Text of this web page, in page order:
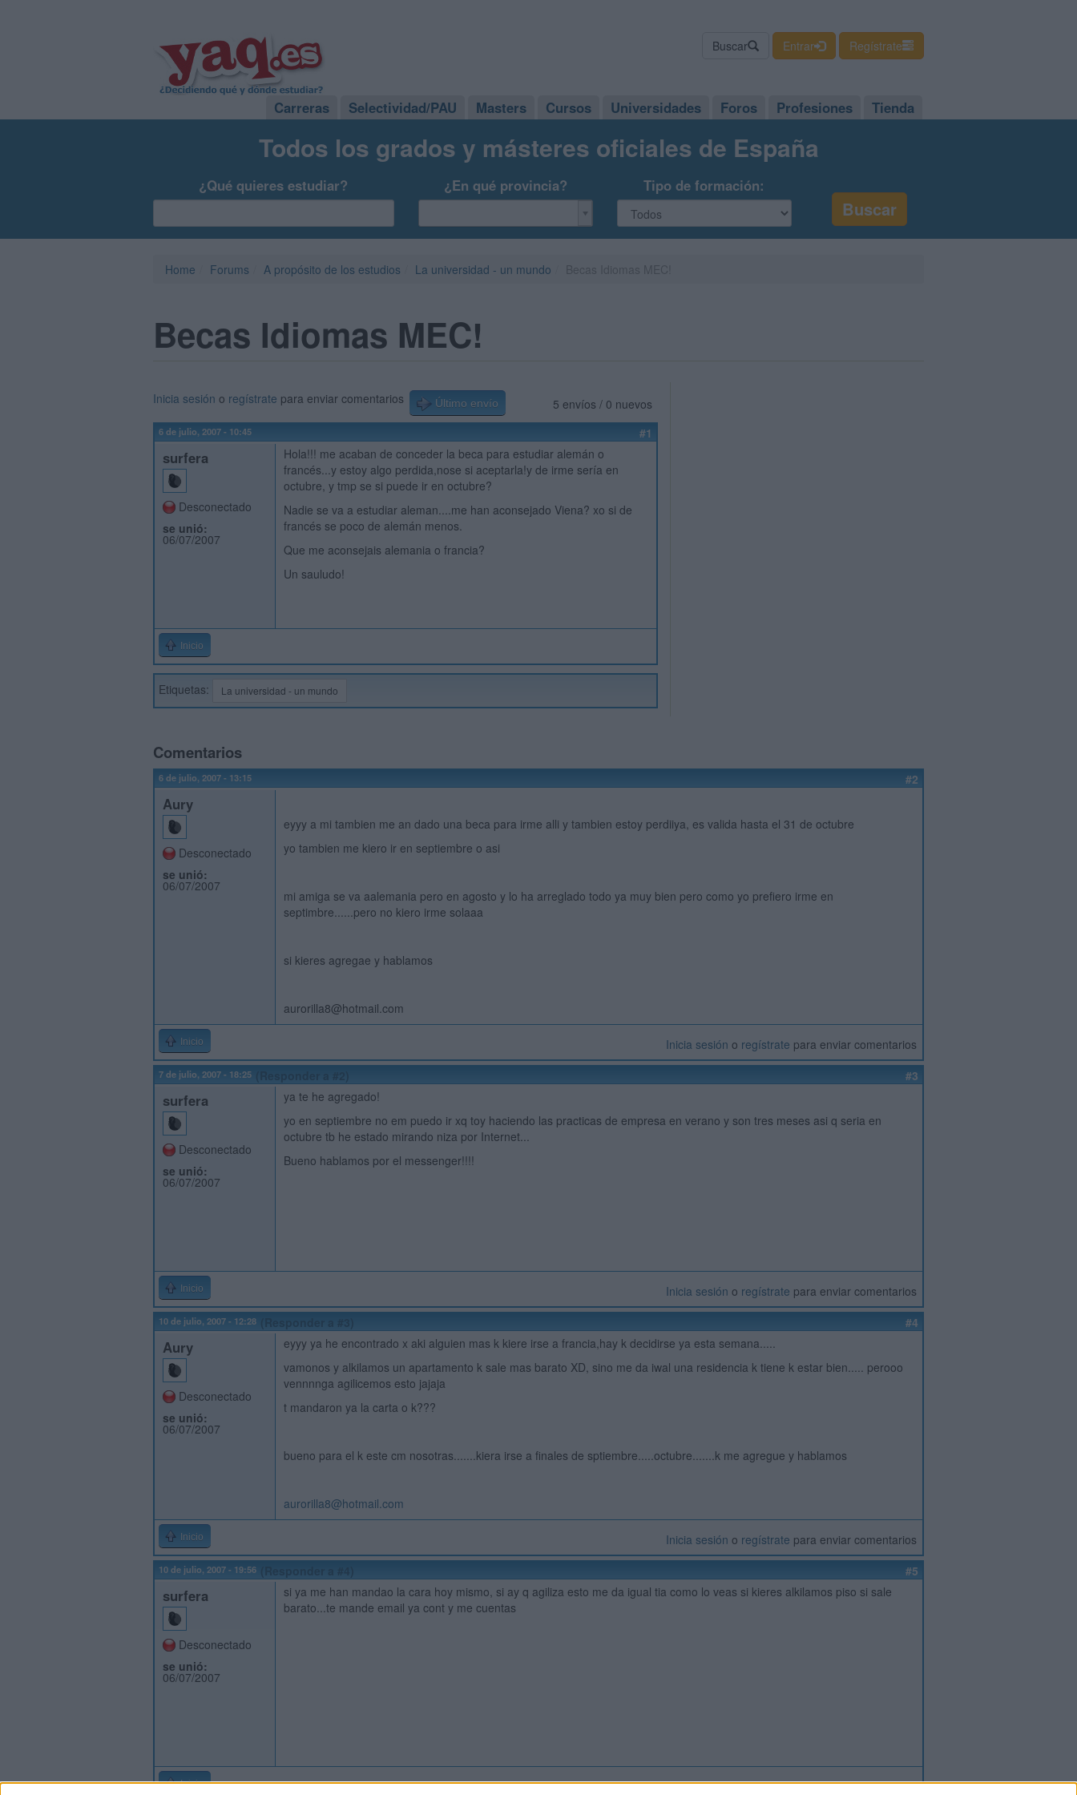
Buscar Entrar Regístrate
Carreras Selectividad/PAU Masters Cursos Universidades Foros Profesiones Tienda
Todos los grados y másteres oficiales de España
¿Qué quieres estudiar? ¿En qué provincia? Tipo de formación:
Home Forums A propósito de los estudios La universidad - un mundo
Becas Idiomas MEC!
5 envíos / 0 nuevos
Inicia sesión o regístrate para enviar comentarios Último envío
6 de julio, 2007 - 10:45 #1
surfera
Desconectado
se unió:
06/07/2007
Hola!!! me acaban de conceder la beca para estudiar alemán o
francés...y estoy algo perdida,nose si aceptarla!y de irme sería en
octubre, y tmp se si puede ir en octubre?
Nadie se va a estudiar aleman....me han aconsejado Viena? xo si de
francés se poco de alemán menos.
Que me aconsejais alemania o francia?
Un sauludo!
Inicio
Etiquetas: La universidad - un mundo
Comentarios
6 de julio, 2007 - 13:15 #2
Aury
Desconectado
se unió:
06/07/2007
eyyy a mi tambien me an dado una beca para irme alli y tambien estoy perdiiya, es valida hasta el 31 de octubre
yo tambien me kiero ir en septiembre o asi
mi amiga se va aalemania pero en agosto y lo ha arreglado todo ya muy bien pero como yo prefiero irme en
septimbre......pero no kiero irme solaaa
si kieres agregae y hablamos
aurorilla8@hotmail.com
Inicio Inicia sesión o regístrate para enviar comentarios
7 de julio, 2007 - 18:25 #3
surfera
Desconectado
se unió:
06/07/2007
ya te he agregado!
yo en septiembre no em puedo ir xq toy haciendo las practicas de empresa en verano y son tres meses asi q seria en
octubre tb he estado mirando niza por Internet...
Bueno hablamos por el messenger!!!!
Inicio Inicia sesión o regístrate para enviar comentarios
10 de julio, 2007 - 12:28 #4
Aury
Desconectado
se unió:
06/07/2007
eyyy ya he encontrado x aki alguien mas k kiere irse a francia,hay k decidirse ya esta semana.....
vamonos y alkilamos un apartamento k sale mas barato XD, sino me da iwal una residencia k tiene k estar bien..... perooo
vennnnga agilicemos esto jajaja
t mandaron ya la carta o k???
bueno para el k este cm nosotras.......kiera irse a finales de sptiembre.....octubre.......k me agregue y hablamos
aurorilla8@hotmail.com
Inicio Inicia sesión o regístrate para enviar comentarios
10 de julio, 2007 - 19:56 #5
surfera
Desconectado
se unió:
06/07/2007
si ya me han mandao la cara hoy mismo, si ay q agiliza esto me da igual tia como lo veas si kieres alkilamos piso si sale
barato...te mande email ya cont y me cuentas
Inicio Inicia sesiónoregístratepara enviar comentarios